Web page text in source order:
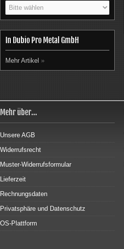
In Dubio Pro Metal GmbH
Mehr Artikel »
Mehr über...
Unsere AGB
Widerrufsrecht
Muster-Widerrufsformular
Lieferzeit
Rechnungsdaten
Privatsphäre und Datenschutz
OS-Plattform